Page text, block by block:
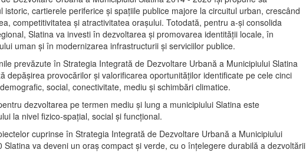
istoric, cartierele periferice şi spaţiile publice majore la circuitul urban, crescând
competitivitatea şi atractivitatea oraşului. Totodată, pentru a-şi consolida
Slatina va investi în dezvoltarea şi promovarea identităţii locale, în
uman şi în modernizarea infrastructurii şi serviciilor publice.
prevăzute în Strategia Integrată de Dezvoltare Urbană a Municipiului Slatina
depășirea provocărilor şi valorificarea oportunităţilor identificate pe cele cinci
social, conectivitate, mediu şi schimbări climatice.
dezvoltarea pe termen mediu şi lung a municipiului Slatina este
la nivel fizico-spaţial, social şi funcţional.
cuprinse în Strategia Integrată de Dezvoltare Urbană a Municipiului
Slatina va deveni un oraş compact şi verde, cu o înţelegere durabilă a dezvoltării